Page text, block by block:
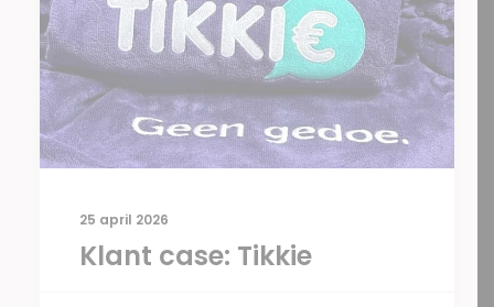
25 april 2026
Klant case: Tikkie